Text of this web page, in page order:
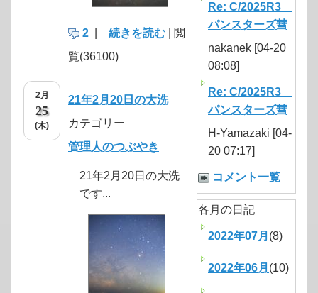
2 続きを読む | 閲
覧(36100)
2月
25
(木)
21年2月20日の大洗
カテゴリー
管理人のつぶやき
21年2月20日の大洗
です...
Re: C/2025R3
パンスターズ彗
nakanek [04-20
08:08]
Re: C/2025R3
パンスターズ彗
H-Yamazaki [04-
20 07:17]
コメント一覧
各月の日記
2022年07月 (8)
2022年06月 (10)